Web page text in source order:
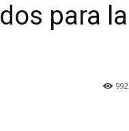
para la
992